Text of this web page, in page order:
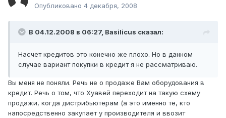
Опубликовано 4 декабря, 2008
В 04.12.2008 в 06:27, Basilicus сказал:
Насчет кредитов это конечно же плохо. Но в данном
случае вариант покупки в кредит я не рассматриваю.
Вы меня не поняли. Речь не о продаже Вам оборудования в
кредит. Речь о том, что Хуавей переходит на такую схему
продажи, когда дистрибьютерам (а это именно те, кто
напосредственно закупает у производителя и ввозит